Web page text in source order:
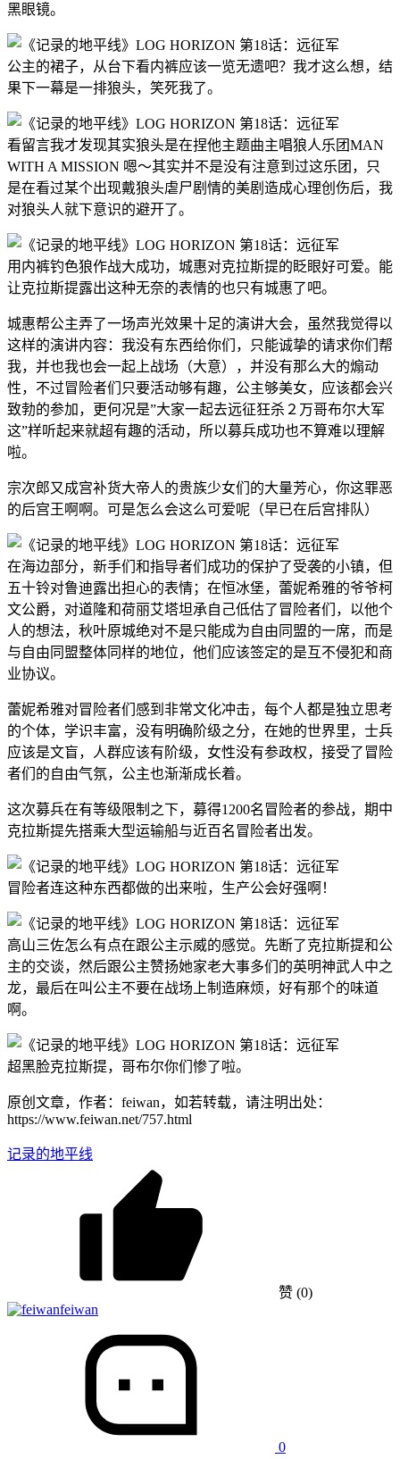
黑眼镜。
公主的裙子，从台下看内裤应该一览无遗吧？我才这么想，结
果下一幕是一排狼头，笑死我了。
看留言我才发现其实狼头是在捏他主题曲主唱狼人乐团MAN
WITH A MISSION 嗯～其实并不是没有注意到过这乐团，只
是在看过某个出现戴狼头虐尸剧情的美剧造成心理创伤后，我
对狼头人就下意识的避开了。
用内裤钓色狼作战大成功，城惠对克拉斯提的眨眼好可爱。能
让克拉斯提露出这种无奈的表情的也只有城惠了吧。
城惠帮公主弄了一场声光效果十足的演讲大会，虽然我觉得以
这样的演讲内容：我没有东西给你们，只能诚挚的请求你们帮
我，并也我也会一起上战场（大意），并没有那么大的煽动
性，不过冒险者们只要活动够有趣，公主够美女，应该都会兴
致勃的参加，更何况是”大家一起去远征狂杀２万哥布尔大军
这”样听起来就超有趣的活动，所以募兵成功也不算难以理解
啦。
宗次郎又成宫补货大帝人的贵族少女们的大量芳心，你这罪恶
的后宫王啊啊。可是怎么会这么可爱呢（早已在后宫排队）
在海边部分，新手们和指导者们成功的保护了受袭的小镇，但
五十铃对鲁迪露出担心的表情；在恒冰堡，蕾妮希雅的爷爷柯
文公爵，对道隆和荷丽艾塔坦承自己低估了冒险者们，以他个
人的想法，秋叶原城绝对不是只能成为自由同盟的一席，而是
与自由同盟整体同样的地位，他们应该签定的是互不侵犯和商
业协议。
蕾妮希雅对冒险者们感到非常文化冲击，每个人都是独立思考
的个体，学识丰富，没有明确阶级之分，在她的世界里，士兵
应该是文盲，人群应该有阶级，女性没有参政权，接受了冒险
者们的自由气氛，公主也渐渐成长着。
这次募兵在有等级限制之下，募得1200名冒险者的参战，期中
克拉斯提先搭乘大型运输船与近百名冒险者出发。
冒险者连这种东西都做的出来啦，生产公会好强啊！
高山三佐怎么有点在跟公主示威的感觉。先断了克拉斯提和公
主的交谈，然后跟公主赞扬她家老大事多们的英明神武人中之
龙，最后在叫公主不要在战场上制造麻烦，好有那个的味道
啊。
超黑脸克拉斯提，哥布尔你们惨了啦。
原创文章，作者：feiwan，如若转载，请注明出处：
https://www.feiwan.net/757.html
记录的地平线
赞 (0)
feiwan
0